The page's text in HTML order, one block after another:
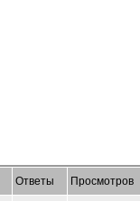
Ответы Просмотров